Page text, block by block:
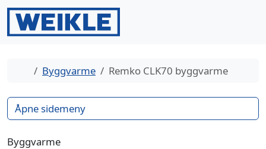
Gå til innhold
Gå til bunntekst
HjemByggvarme Remko CLK70 byggvarme
Byggvarme
Åpne sidemeny